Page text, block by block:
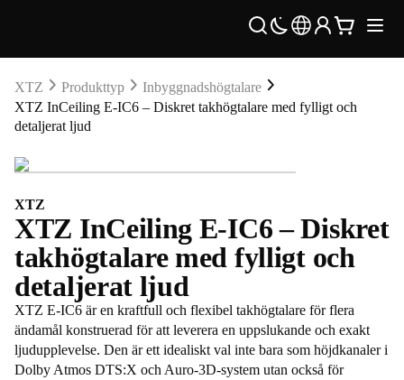
XTZ Produkttyp
Inbyggnadshögtalare
XTZ InCeiling E-IC6 – Diskret takhögtalare med fylligt och
detaljerat ljud
XTZ
XTZ InCeiling E-IC6 – Diskret
takhögtalare med fylligt och
detaljerat ljud
XTZ E-IC6 är en kraftfull och flexibel takhögtalare för flera
ändamål konstruerad för att leverera en uppslukande och exakt
ljudupplevelse. Den är ett idealiskt val inte bara som höjdkanaler i
Dolby Atmos DTS:X och Auro-3D-system utan också för